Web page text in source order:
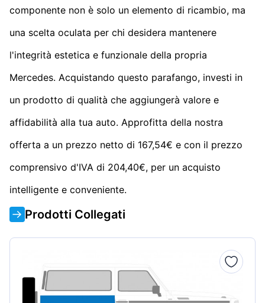
componente non è solo un elemento di ricambio, ma
una scelta oculata per chi desidera mantenere
l'integrità estetica e funzionale della propria
Mercedes. Acquistando questo parafango, investi in
un prodotto di qualità che aggiungerà valore e
affidabilità alla tua auto. Approfitta della nostra
offerta a un prezzo netto di 167,54€ e con il prezzo
comprensivo d'IVA di 204,40€, per un acquisto
intelligente e conveniente.
Prodotti Collegati